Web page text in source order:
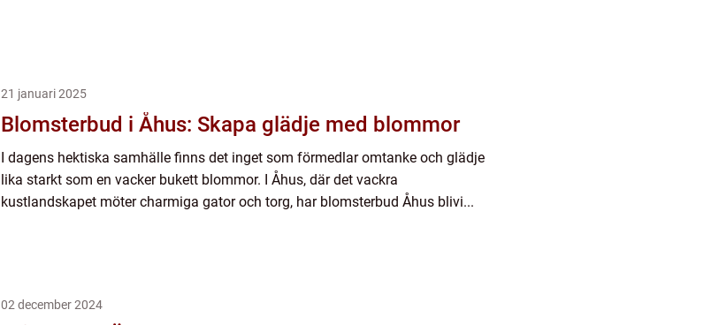
21 januari 2025
Blomsterbud i Åhus: Skapa glädje med blommor
I dagens hektiska samhälle finns det inget som förmedlar omtanke och glädje
lika starkt som en vacker bukett blommor. I Åhus, där det vackra
kustlandskapet möter charmiga gator och torg, har blomsterbud Åhus blivi...
02 december 2024